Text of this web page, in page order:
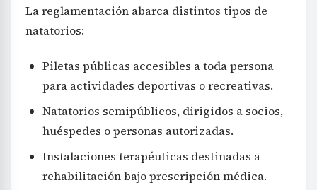
La reglamentación abarca distintos tipos de
natatorios:
Piletas públicas accesibles a toda persona
para actividades deportivas o recreativas.
Natatorios semipúblicos, dirigidos a socios,
huéspedes o personas autorizadas.
Instalaciones terapéuticas destinadas a
rehabilitación bajo prescripción médica.